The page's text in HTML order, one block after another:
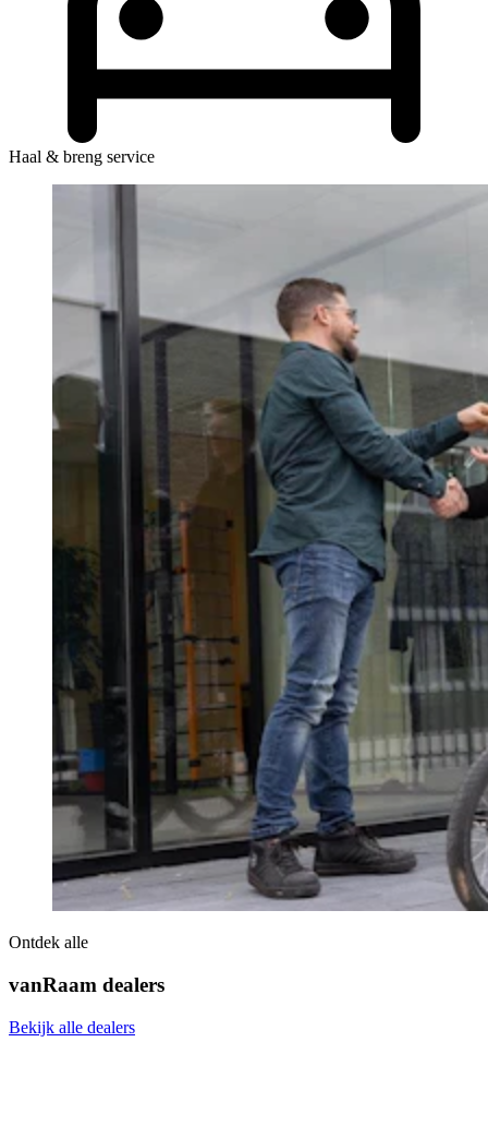
Haal & breng service
Ontdek alle
vanRaam dealers
Bekijk alle dealers